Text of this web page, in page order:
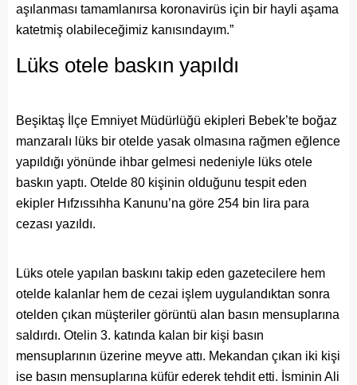
aşılanması tamamlanırsa koronavirüs için bir hayli aşama
katetmiş olabileceğimiz kanısındayım.”
Lüks otele baskın yapıldı
Beşiktaş İlçe Emniyet Müdürlüğü ekipleri Bebek’te boğaz
manzaralı lüks bir otelde yasak olmasına rağmen eğlence
yapıldığı yönünde ihbar gelmesi nedeniyle lüks otele
baskın yaptı. Otelde 80 kişinin olduğunu tespit eden
ekipler Hıfzıssıhha Kanunu’na göre 254 bin lira para
cezası yazıldı.
Lüks otele yapılan baskını takip eden gazetecilere hem
otelde kalanlar hem de cezai işlem uygulandıktan sonra
otelden çıkan müşteriler görüntü alan basın mensuplarına
saldırdı. Otelin 3. katında kalan bir kişi basın
mensuplarının üzerine meyve attı. Mekandan çıkan iki kişi
ise basın mensuplarına küfür ederek tehdit etti. İsminin Ali